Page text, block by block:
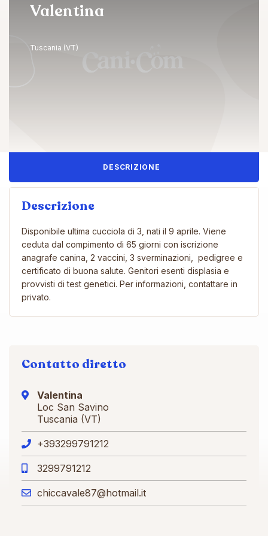
Valentina
Tuscania (VT)
DESCRIZIONE
Descrizione
Disponibile ultima cucciola di 3, nati il 9 aprile. Viene
ceduta dal compimento di 65 giorni con iscrizione
anagrafe canina, 2 vaccini, 3 sverminazioni, pedigree e
certificato di buona salute. Genitori esenti displasia e
provvisti di test genetici. Per informazioni, contattare in
privato.
Contatto diretto
Valentina
Loc San Savino
Tuscania (VT)
+393299791212
3299791212
chiccavale87@hotmail.it